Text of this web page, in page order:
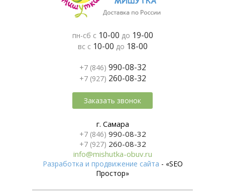
пн-сб с 10-00 до 19-00
вс с 10-00 до 18-00
+7 (846) 990-08-32
+7 (927) 260-08-32
Заказать звонок
г. Самара
+7 (846) 990-08-32
+7 (927) 260-08-32
info@mishutka-obuv.ru
Разработка и продвижение сайта - «SEO
Простор»